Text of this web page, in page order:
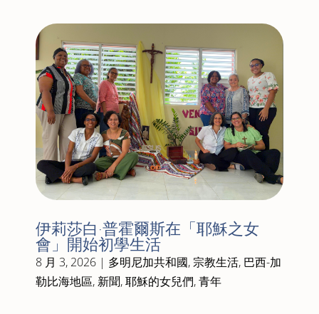
伊莉莎白·普霍爾斯在「耶穌之女
會」開始初學生活
8 月 3, 2026| 多明尼加共和國,宗教生活, 巴西-加
勒比海地區, 新聞,耶穌的女兒們,青年